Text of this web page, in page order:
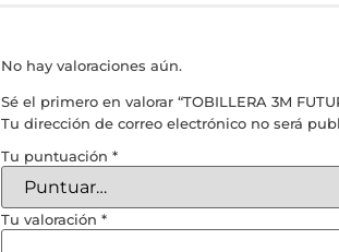
No hay valoraciones aún.
Sé el primero en valorar “TOBILLERA 3M
Tu dirección de correo electrónico no será
Tu puntuación *
Tu valoración *